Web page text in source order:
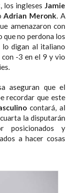
, los ingleses Jamie
Adrian Meronk. A
amenazaron con
que no perdona los
lo digan al italiano
-3 en el 9 y vio
aseguran que el
recordar que este
contará, al
la disputarán
posicionados y
a hacer cosas